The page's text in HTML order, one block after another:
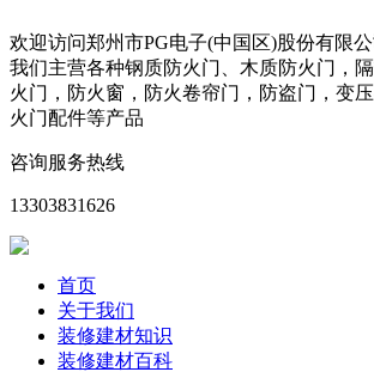
欢迎访问郑州市PG电子(中国区)股份有限
我们主营各种钢质防火门、木质防火门，
火门，防火窗，防火卷帘门，防盗门，变
火门配件等产品
咨询服务热线
13303831626
首页
关于我们
装修建材知识
装修建材百科